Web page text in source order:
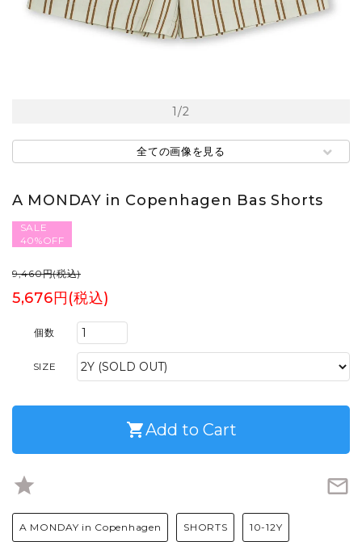
1/2
全ての画像を見る
A MONDAY in Copenhagen Bas Shorts
SALE
40%OFF
9,460円(税込)
5,676円(税込)
個数
SIZE
shopping_cartAdd to Cart
star mail_outline
A MONDAY in Copenhagen SHORTS 10-12Y